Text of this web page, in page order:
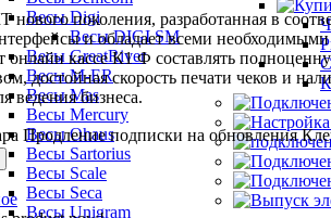
Весы Digi
Весы DIGI SM
Весы GreatRiver
Весы M-ER
Весы Mas
Весы Mercury
Весы Ohaus
Весы Sartorius
Весы Scale
Весы Seca
Весы Unigram
поколения, разработанная в
и обладает всеми
онлайн кассе К1 Ф составлять
достойная скорость печати чеков и
ведения бизнеса.
Продление подписки на обновления